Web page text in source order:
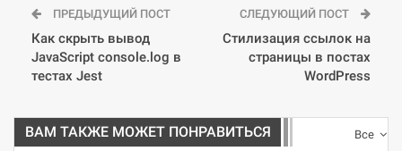
ПРЕДЫДУЩИЙ ПОСТ
Как скрыть вывод
JavaScript console.log в
тестах Jest
СЛЕДУЮЩИЙ ПОСТ
Стилизация ссылок на
страницы в постах
WordPress
Все
ВАМ ТАКЖЕ МОЖЕТ ПОНРАВИТЬСЯ